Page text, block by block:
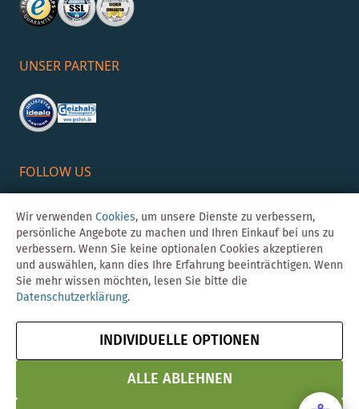
UNSER PARTNER
FOLLOW US
Magento-Agentur Y1 Digital AG
& Sicherheit
Vertrag widerrufen
Wir verwenden Cookies, um unsere Dienste zu verbessern,
persönliche Angebote zu machen und Ihren Einkauf bei uns zu
verbessern. Wenn Sie keine optionalen Cookies akzeptieren
und auswählen, kann dies Ihre Erfahrung beeinträchtigen. Wenn
Sie mehr wissen möchten, lesen Sie bitte die
Datenschutzerklärung.
INDIVIDUELLE OPTIONEN
ALLE ABLEHNEN